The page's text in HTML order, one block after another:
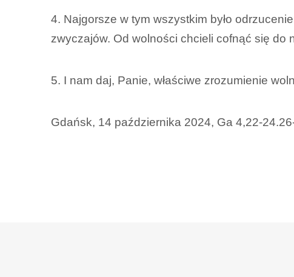
4. Najgorsze w tym wszystkim było
zwyczajów. Od wolności chcieli cofnąć się do
5. I nam daj, Panie, właściwe zrozumienie
Gdańsk, 14 października 2024, Ga 4,22-